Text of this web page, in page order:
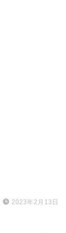
2023年2月13日